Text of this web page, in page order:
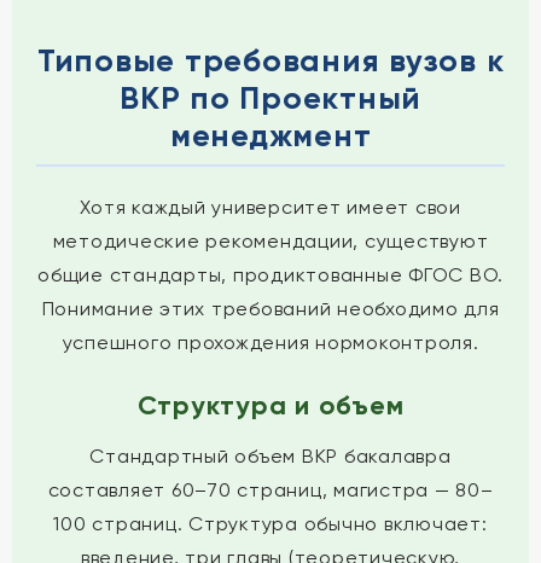
Типовые требования вузов к
ВКР по Проектный
менеджмент
Хотя каждый университет имеет свои
методические рекомендации, существуют
общие стандарты, продиктованные ФГОС ВО.
Понимание этих требований необходимо для
успешного прохождения нормоконтроля.
Структура и объем
Стандартный объем ВКР бакалавра
составляет 60–70 страниц, магистра — 80–
100 страниц. Структура обычно включает:
введение, три главы (теоретическую,